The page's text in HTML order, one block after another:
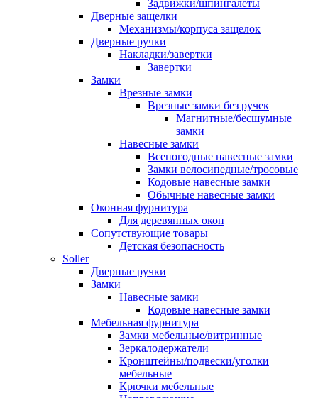
Задвижки/шпингалеты
Дверные защелки
Механизмы/корпуса защелок
Дверные ручки
Накладки/завертки
Завертки
Замки
Врезные замки
Врезные замки без ручек
Магнитные/бесшумные
замки
Навесные замки
Всепогодные навесные замки
Замки велосипедные/тросовые
Кодовые навесные замки
Обычные навесные замки
Оконная фурнитура
Для деревянных окон
Сопутствующие товары
Детская безопасность
Soller
Дверные ручки
Замки
Навесные замки
Кодовые навесные замки
Мебельная фурнитура
Замки мебельные/витринные
Зеркалодержатели
Кронштейны/подвески/уголки
мебельные
Крючки мебельные